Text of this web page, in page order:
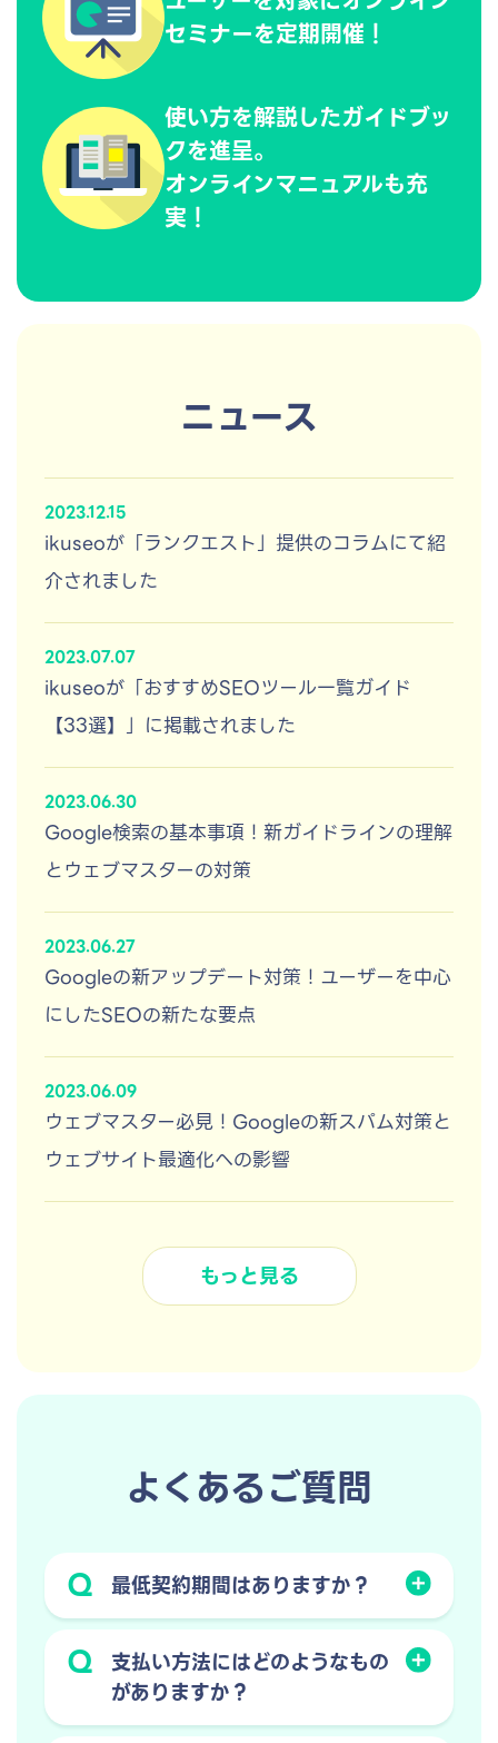
セミナーを定期開催！
使い方を解説したガイドブッ
クを進呈。
オンラインマニュアルも充
実！
ニュース
2023.12.15
ikuseoが「ランクエスト」提供のコラムにて紹
介されました
2023.07.07
ikuseoが「おすすめSEOツール一覧ガイド
【33選】」に掲載されました
2023.06.30
Google検索の基本事項！新ガイドラインの理解
とウェブマスターの対策
2023.06.27
Googleの新アップデート対策！ユーザーを中心
にしたSEOの新たな要点
2023.06.09
ウェブマスター必見！Googleの新スパム対策と
ウェブサイト最適化への影響
もっと見る
よくあるご質問
Q 最低契約期間はありますか？
Q 支払い方法にはどのようなもの
がありますか？